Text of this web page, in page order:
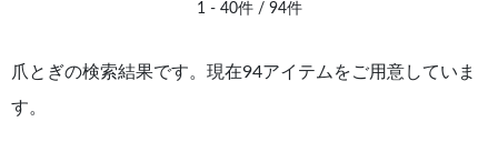
1 - 40件 / 94件
爪とぎの検索結果です。現在94アイテムをご用意していま
す。